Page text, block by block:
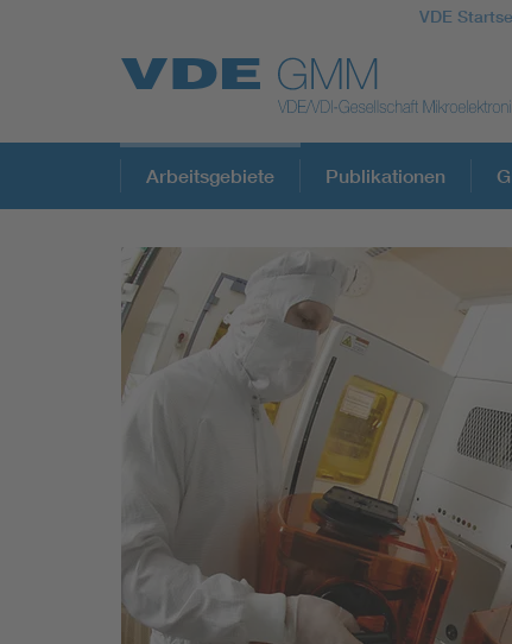
VDE
Top Themen
Fokusthemen
Energy
AI & Digital Trust
Standards
Arbeitsgebiete Publikationen